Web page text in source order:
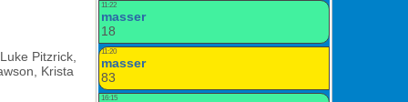
Pitzrick,
Krista